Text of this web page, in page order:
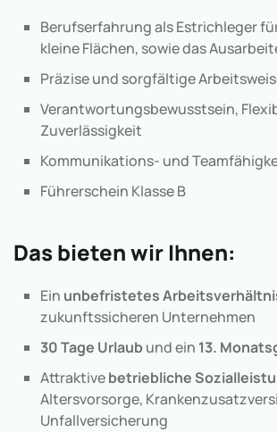
Berufserfahrung als Estrichleger
kleine Flächen, sowie das
Präzise und sorgfältige
Verantwortungsbewusstsein,
Zuverlässigkeit
Kommunikations- und
Führerschein Klasse B
Das bieten wir Ihnen:
Ein unbefristetes
zukunftssicheren Unternehmen
30 Tage Urlaubund ein 13.
Attraktivebetriebliche
Altersvorsorge,
Unfallversicherung